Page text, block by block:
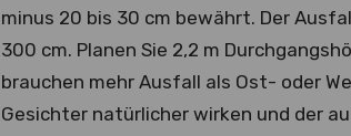
minus 20 bis 30 cm bewährt. Der
300 cm. Planen Sie 2,2 m
brauchen mehr Ausfall als Ost- oder
Gesichter natürlicher wirken und der